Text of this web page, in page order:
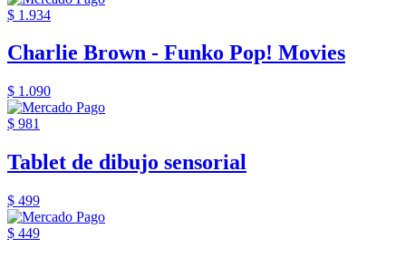
$ 1.934
Charlie Brown - Funko Pop! Movies
$ 1.090
$ 981
Tablet de dibujo sensorial
$ 499
$ 449